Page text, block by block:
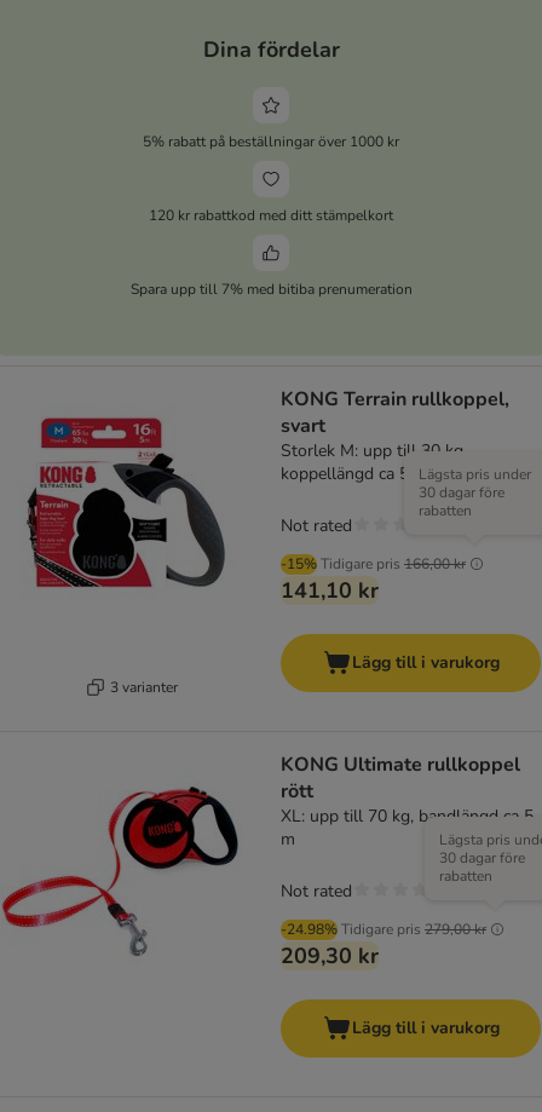
Dina fördelar
5% rabatt på beställningar över 1000 kr
120 kr rabattkod med ditt stämpelkort
Spara upp till 7% med bitiba prenumeration
3 varianter
KONG Terrain rullkoppel,
svart
Storlek M: upp till 30 kg,
koppellängd ca 5 m
-15%Tidigare pris 166,00 kr
Lägsta pris under
30 dagar före
rabatten
141,10 kr
Not rated
Lägg till i varukorg
KONG Ultimate rullkoppel
rött
XL: upp till 70 kg, bandlängd ca 5
m
-24.98%Tidigare pris 279,00 kr
Lägsta pris
30 dagar före
rabatten
209,30 kr
Not rated
Lägg till i varukorg